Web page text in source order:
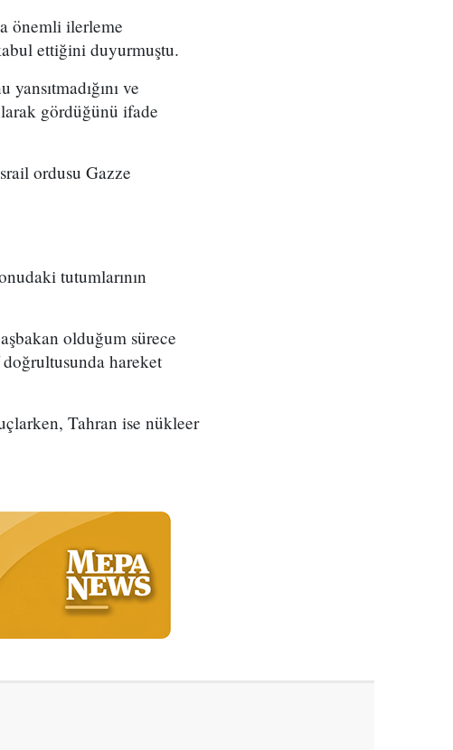
önemli ilerleme
kabul ettiğini duyurmuştu.
ve
gördüğünü ifade
ordusu Gazze
tutumlarının
olduğum sürece
hareket
Tahran ise nükleer